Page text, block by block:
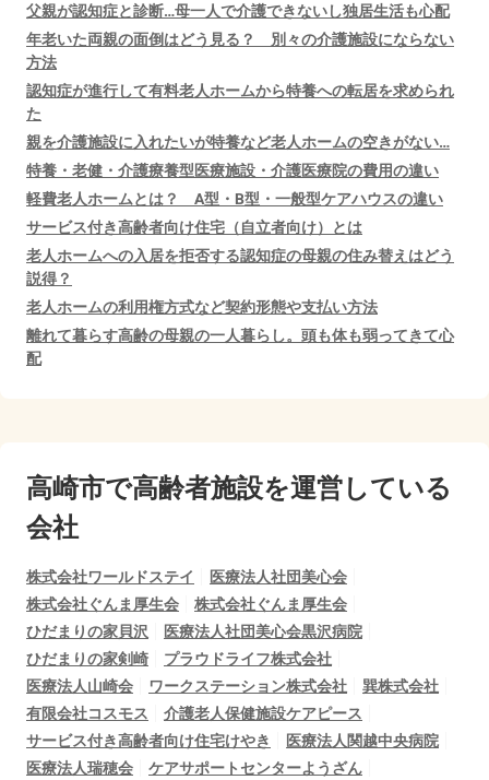
父親が認知症と診断…母一人で介護できないし独居生活も心配
年老いた両親の面倒はどう見る？ 別々の介護施設にならない
方法
認知症が進行して有料老人ホームから特養への転居を求められ
た
親を介護施設に入れたいが特養など老人ホームの空きがない…
特養・老健・介護療養型医療施設・介護医療院の費用の違い
軽費老人ホームとは？ A型・B型・一般型ケアハウスの違い
サービス付き高齢者向け住宅（自立者向け）とは
老人ホームへの入居を拒否する認知症の母親の住み替えはどう
説得？
老人ホームの利用権方式など契約形態や支払い方法
離れて暮らす高齢の母親の一人暮らし。頭も体も弱ってきて心
配
高崎市で高齢者施設を運営している
会社
株式会社ワールドステイ
医療法人社団美心会
株式会社ぐんま厚生会
株式会社ぐんま厚生会
ひだまりの家貝沢
医療法人社団美心会黒沢病院
ひだまりの家剣崎
プラウドライフ株式会社
医療法人山崎会
ワークステーション株式会社
巽株式会社
有限会社コスモス
介護老人保健施設ケアピース
サービス付き高齢者向け住宅けやき
医療法人関越中央病院
医療法人瑞穂会
ケアサポートセンターようざん